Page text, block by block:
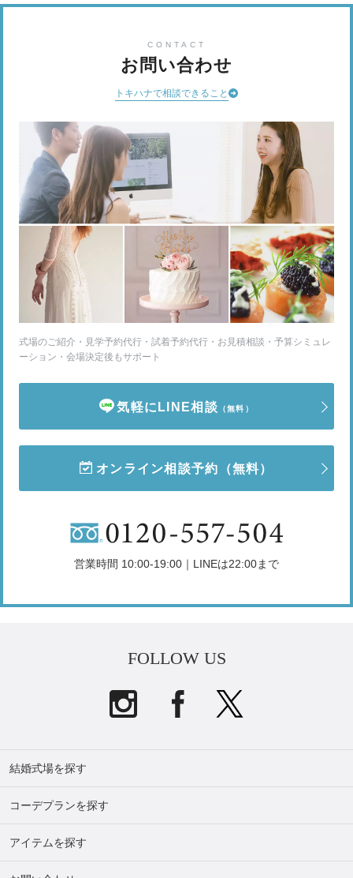
CONTACT
お問い合わせ
トキハナで相談できること
式場のご紹介・見学予約代行・試着予約代行・お見積相談・予算シミュレ
ーション・会場決定後もサポート
気軽にLINE相談 （無料）
オンライン相談予約 （無料）
営業時間 10:00-19:00｜LINEは22:00まで
FOLLOW US
結婚式場を探す
コーデプランを探す
アイテムを探す